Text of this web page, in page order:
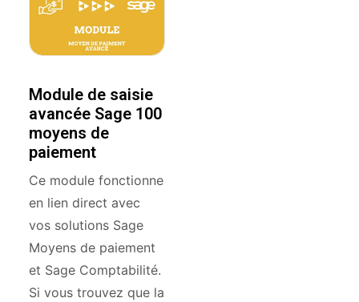
Module de saisie
avancée Sage 100
moyens de
paiement
Ce module fonctionne
en lien direct avec
vos solutions Sage
Moyens de paiement
et Sage Comptabilité.
Si vous trouvez que la